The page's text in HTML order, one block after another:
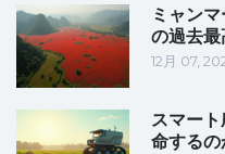
ミャン
の過去最
12月 07,
スマー
命する